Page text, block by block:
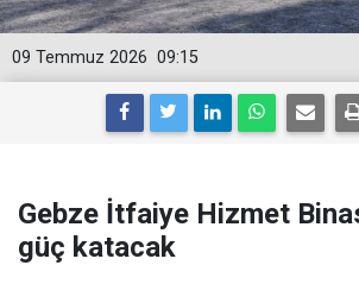
09:15
09 Temmuz 2026
Gebze İtfaiye Hizmet
güç katacak